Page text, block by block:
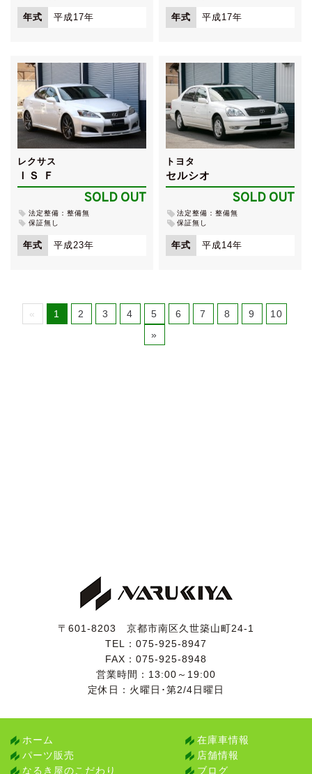
年式 平成17年 年式 平成17年
レクサス
ＩＳ Ｆ
SOLD OUT
法定整備：整備無
保証無し
年式 平成23年
トヨタ
セルシオ
SOLD OUT
法定整備：整備無
保証無し
年式 平成14年
« 1 2 3 4 5 6 7 8 9
10
»
〒601-8203 京都市南区久世築山町24-1
TEL： 075-925-8947
FAX：075-925-8948
営業時間：13:00～19:00
定休日：火曜日･第2/4日曜日
ホーム
在庫車情報
パーツ販売
店舗情報
なるき屋のこだわり
ブログ